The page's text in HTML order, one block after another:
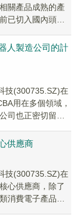
關產品成熟的產
已切入國內頭部
人製造公司的計
技(300735.SZ)在
用在多個領域，
司也正密切留意
供應商
技(300735.SZ)在
心供應商，除了
消費電子產品的